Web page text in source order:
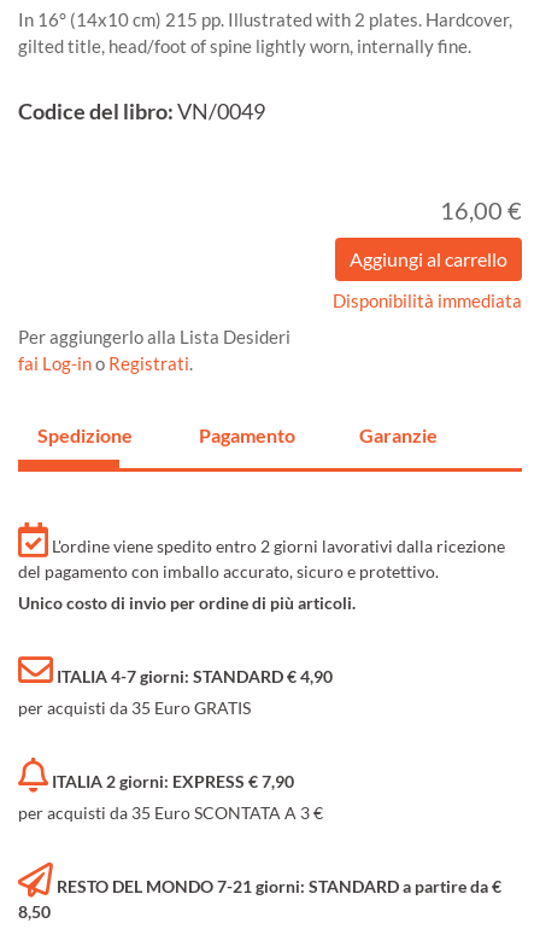
In 16° (14x10 cm) 215 pp. Illustrated with 2 plates. Hardcover,
gilted title, head/foot of spine lightly worn, internally fine.
Codice del libro:VN/0049
16,00 €
Disponibilità immediata
Per aggiungerlo alla Lista Desideri
fai Log-ino Registrati.
Spedizione Pagamento Garanzie
L'ordine viene spedito entro 2 giorni lavorativi dalla ricezione
del pagamento con imballo accurato, sicuro e protettivo.
Unico costo di invio per ordine di più articoli.
ITALIA 4-7 giorni: STANDARD € 4,90
per acquisti da 35 Euro GRATIS
ITALIA 2 giorni: EXPRESS € 7,90
per acquisti da 35 Euro SCONTATA A 3 €
RESTO DEL MONDO 7-21 giorni: STANDARD a partire da €
8,50